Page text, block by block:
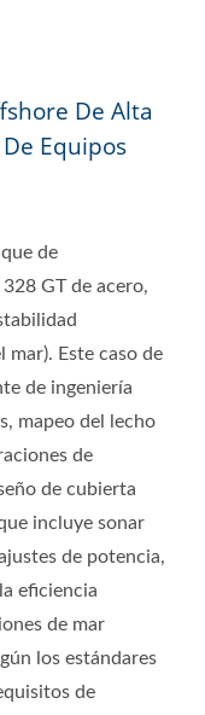
De Alta
Equipos
de
GT de acero,
mar). Este caso de
de ingeniería
mapeo del lecho
de
de cubierta
incluye sonar
de potencia,
eficiencia
de mar
los estándares
de